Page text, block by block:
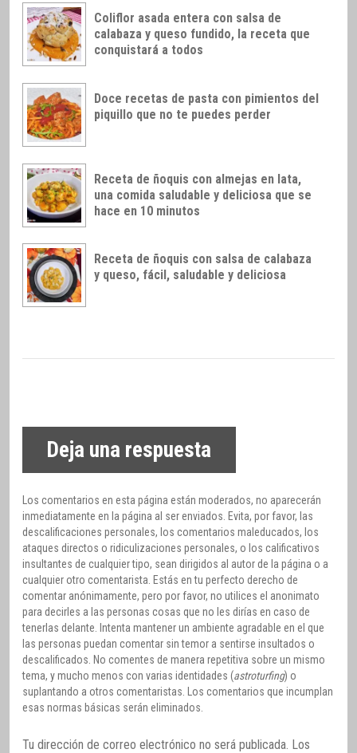
Coliflor asada entera con salsa de
calabaza y queso fundido, la receta que
conquistará a todos
Doce recetas de pasta con pimientos del
piquillo que no te puedes perder
Receta de ñoquis con almejas en lata,
una comida saludable y deliciosa que se
hace en 10 minutos
Receta de ñoquis con salsa de calabaza
y queso, fácil, saludable y deliciosa
Deja una respuesta
Los comentarios en esta página están moderados, no aparecerán
inmediatamente en la página al ser enviados. Evita, por favor, las
descalificaciones personales, los comentarios maleducados, los
ataques directos o ridiculizaciones personales, o los calificativos
insultantes de cualquier tipo, sean dirigidos al autor de la página o a
cualquier otro comentarista. Estás en tu perfecto derecho de
comentar anónimamente, pero por favor, no utilices el anonimato
para decirles a las personas cosas que no les dirías en caso de
tenerlas delante. Intenta mantener un ambiente agradable en el que
las personas puedan comentar sin temor a sentirse insultados o
descalificados. No comentes de manera repetitiva sobre un mismo
tema, y mucho menos con varias identidades (astroturfing) o
suplantando a otros comentaristas. Los comentarios que incumplan
esas normas básicas serán eliminados.
Tu dirección de correo electrónico no será publicada. Los